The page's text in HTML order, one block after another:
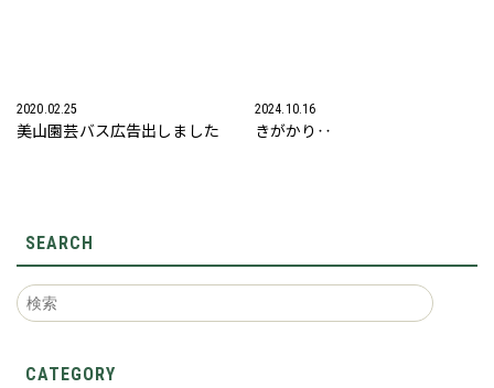
2020.02.25
美山園芸バス広告出しました
2024.10.16
きがかり‥
SEARCH
CATEGORY